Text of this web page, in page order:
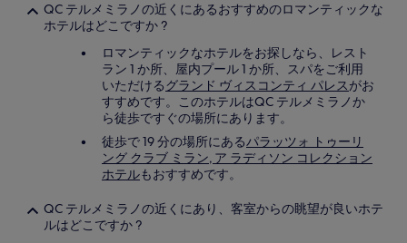
QC テルメミラノの近くにあるおすすめのロマンティックな
ホテルはどこですか ?
ロマンティックなホテルをお探しなら、レスト
ラン 1 か所、屋内プール 1 か所、スパをご利用
いただけるグランド ヴィスコンティ パレスがお
すすめです。このホテルはQC テルメミラノか
ら徒歩ですぐの場所にあります。
徒歩で 19 分の場所にあるパラッツォ トゥーリ
ング クラブ ミラン, ア ラディソン コレクション
ホテルもおすすめです。
QC テルメミラノの近くにあり、客室からの眺望が良いホテ
ルはどこですか ?